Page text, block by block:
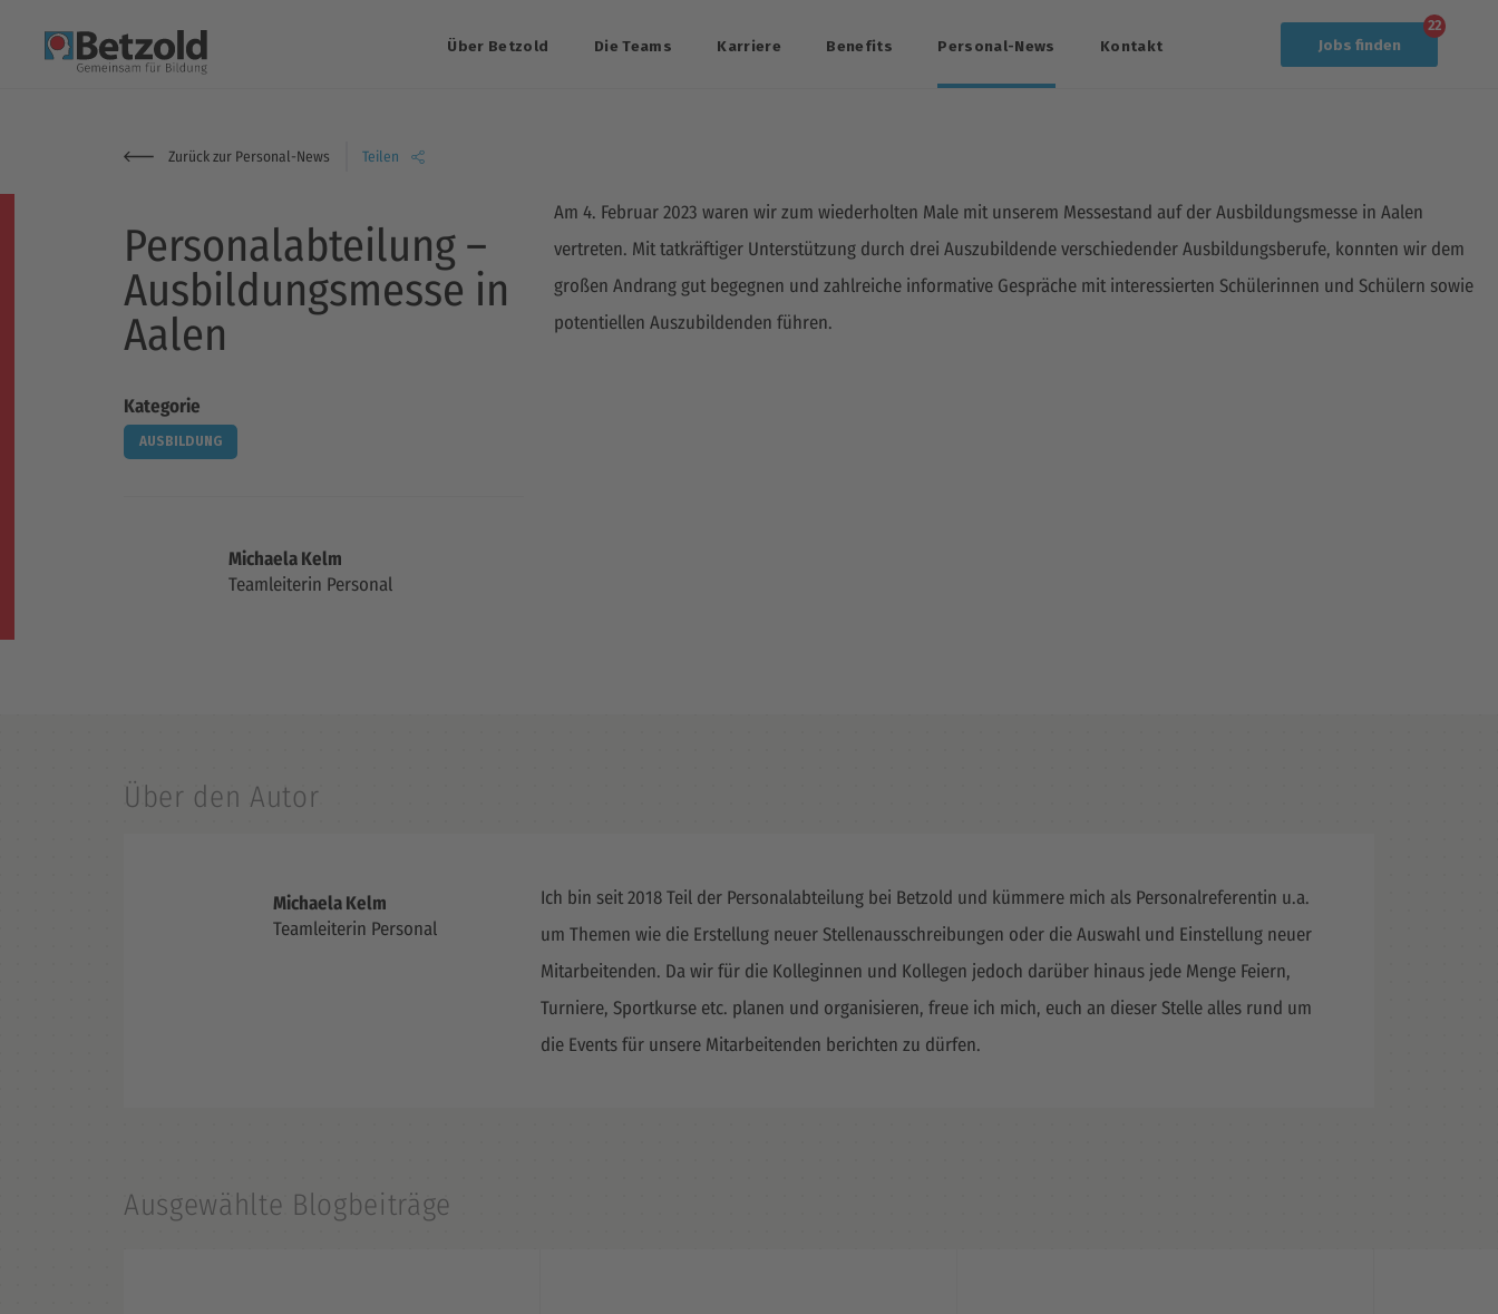
Über Betzold Die Teams Karriere Benefits Personal-News Kontakt
Zurück zur Personal-News Teilen
Jobs finden
22
Personalabteilung –
Ausbildungsmesse in
Aalen
Kategorie
AUSBILDUNG
Michaela Kelm
Teamleiterin Personal
Am 4. Februar 2023 waren wir zum wiederholten Male mit unserem Messestand auf der Ausbildungsmesse in Aalen
vertreten. Mit tatkräftiger Unterstützung durch drei Auszubildende verschiedender Ausbildungsberufe, konnten wir dem
großen Andrang gut begegnen und zahlreiche informative Gespräche mit interessierten Schülerinnen und Schülern sowie
potentiellen Auszubildenden führen.
Über den Autor
Michaela Kelm
Teamleiterin Personal
Ich bin seit 2018 Teil der Personalabteilung bei Betzold und kümmere mich als Personalreferentin u.a.
um Themen wie die Erstellung neuer Stellenausschreibungen oder die Auswahl und Einstellung neuer
Mitarbeitenden. Da wir für die Kolleginnen und Kollegen jedoch darüber hinaus jede Menge Feiern,
Turniere, Sportkurse etc. planen und organisieren, freue ich mich, euch an dieser Stelle alles rund um
die Events für unsere Mitarbeitenden berichten zu dürfen.
Ausgewählte Blogbeiträge